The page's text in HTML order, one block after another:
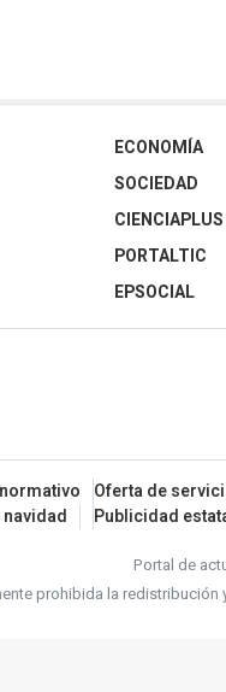
ECONOMÍA
SOCIEDAD
CIENCIAPLUS
PORTALTIC
EPSOCIAL
Oferta de
Publicidad
Portal de
prohibida la